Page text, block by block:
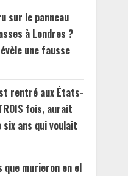
sur le panneau
à Londres ?
une fausse
rentré aux États-
fois, aurait
ans qui voulait
murieron en el